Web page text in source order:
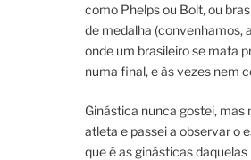
como Phelps ou Bolt, ou
de medalha (convenhamos,
onde um brasileiro se mata
numa final, e às vezes nem
Ginástica nunca gostei, mas
atleta e passei a observar o
que é as ginásticas